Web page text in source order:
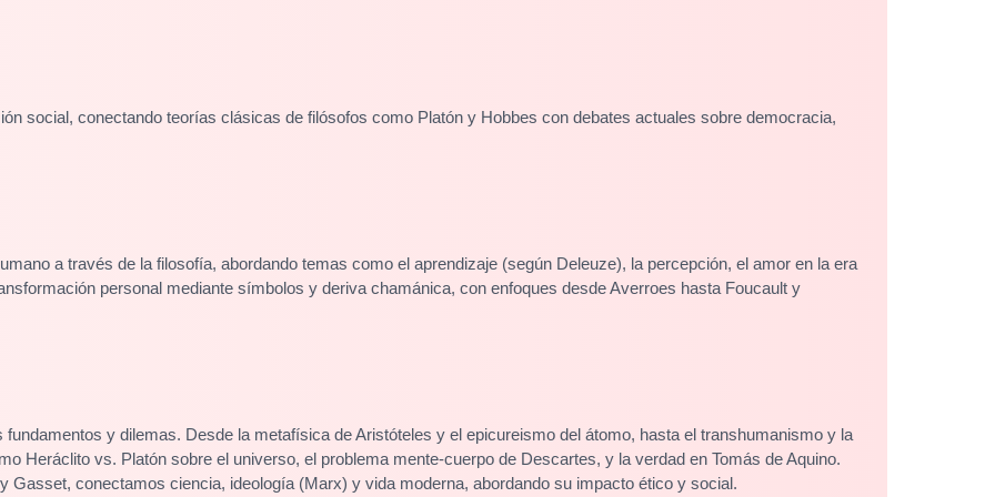
social, conectando teorías clásicas de filósofos como Platón y Hobbes con debates actuales sobre democracia,
a través de la filosofía, abordando temas como el aprendizaje (según Deleuze), la percepción, el amor en la era
personal mediante símbolos y deriva chamánica, con enfoques desde Averroes hasta Foucault y
y dilemas. Desde la metafísica de Aristóteles y el epicureismo del átomo, hasta el transhumanismo y la
Heráclito vs. Platón sobre el universo, el problema mente-cuerpo de Descartes, y la verdad en Tomás de Aquino.
Gasset, conectamos ciencia, ideología (Marx) y vida moderna, abordando su impacto ético y social.